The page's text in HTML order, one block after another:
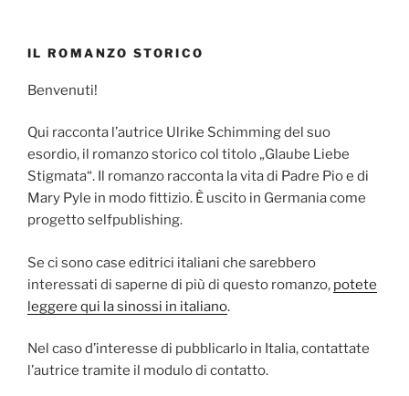
IL ROMANZO STORICO
Benvenuti!
Qui racconta l’autrice Ulrike Schimming del suo
esordio, il romanzo storico col titolo „Glaube Liebe
Stigmata“. Il romanzo racconta la vita di Padre Pio e di
Mary Pyle in modo fittizio. È uscito in Germania come
progetto selfpublishing.
Se ci sono case editrici italiani che sarebbero
interessati di saperne di più di questo romanzo, potete
leggere qui la sinossi in italiano.
Nel caso d’interesse di pubblicarlo in Italia, contattate
l’autrice tramite il modulo di contatto.